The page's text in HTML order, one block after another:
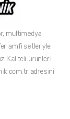
multimedya
amfi setleriyle
Kaliteli ürünleri
adresini